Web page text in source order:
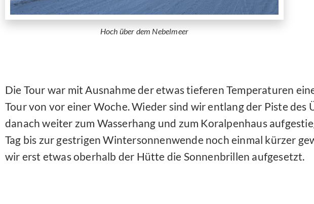
Hoch über dem Nebelmeer
Die Tour war mit Ausnahme der etwas tieferen Temperaturen
Tour von vor einer Woche. Wieder sind wir entlang der Piste des
danach weiter zum Wasserhang und zum Koralpenhaus
Tag bis zur gestrigen Wintersonnenwende noch einmal kürzer
wir erst etwas oberhalb der Hütte die Sonnenbrillen aufgesetzt.